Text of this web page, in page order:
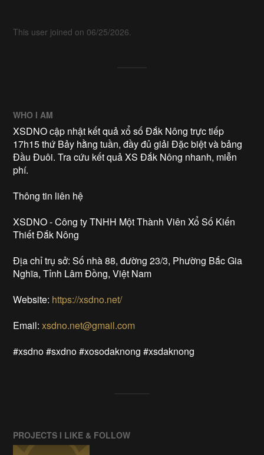
This user joined on 06/25/2026.
WHO I AM
XSDNO cập nhật kết quả xổ số Đắk Nông trực tiếp
17h15 thứ Bảy hằng tuần, đầy đủ giải Đặc biệt và bảng
Đầu Đuôi. Tra cứu kết quả XS Đắk Nông nhanh, miễn
phí.
Thông tin liên hệ
XSDNO - Công ty TNHH Một Thành Viên Xổ Số Kiến
Thiết Đắk Nông
Địa chỉ trụ sở: Số nhà 88, đường 23/3, Phường Bắc Gia
Nghĩa, Tỉnh Lâm Đồng, Việt Nam
Website: https://xsdno.net/
Email:xsdno.net@gmail.com
#xsdno #sxdno #xosodaknong #xsdaknong
PROJECTS I LIKE & FOLLOW